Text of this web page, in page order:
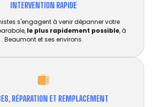
INTERVENTION RAPIDE
s'engagent à venir dépanner votre
le plus rapidement possible, à
Beaumont et ses environs.
RÉPARATION ET REMPLACEMENT​